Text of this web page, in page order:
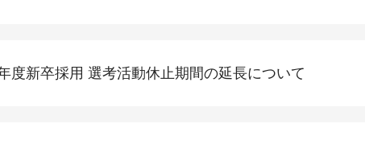
度新卒採用 選考活動休止期間の延長について